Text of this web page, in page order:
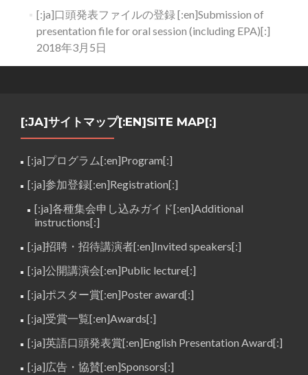
[:ja]口頭発表ファイルの登録 [:en]Submission of
presentation file for oral session (including EPA)[:]
2018年3月5日
[:JA]サイトマップ[:EN]SITE MAP[:]
[:ja]プログラム[:en]Program[:]
[:ja]参加登録[:en]Registration[:]
[:ja]各種集会申し込みガイド[:en]Additional
instructions[:]
[:ja]招聘・招待講演者[:en]Invited speakers[:]
[:ja]公開講演会[:en]Public lecture[:]
[:ja]ポスター賞[:en]Poster award[:]
[:ja]受賞一覧[:en]Awards[:]
[:ja]英語口頭発表賞[:en]English Presentation Award[:]
[:ja]広告・協賛[:en]Sponsors[:]